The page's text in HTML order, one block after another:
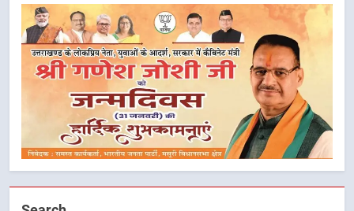
5
मिशन की योजनाओं के लिए नया हस्तांतरण